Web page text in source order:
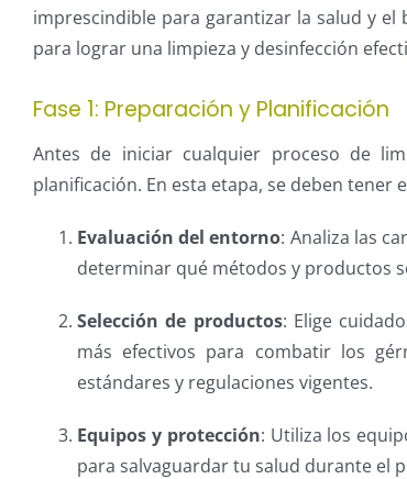
imprescindible para garantizar la salud y el
para lograr una limpieza y desinfección
Fase 1: Preparación y Planificación
Antes de iniciar cualquier proceso de
planificación. En esta etapa, se deben tener
Evaluación del entorno: Analiza las
determinar qué métodos y productos
Selección de productos: Elige
más efectivos para combatir los
estándares y regulaciones vigentes.
Equipos y protección: Utiliza los
para salvaguardar tu salud durante el